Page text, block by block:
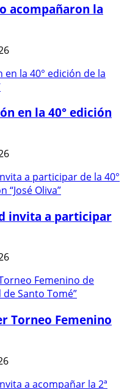
acompañaron la
en la 40° edición
invita a participar
Torneo Femenino